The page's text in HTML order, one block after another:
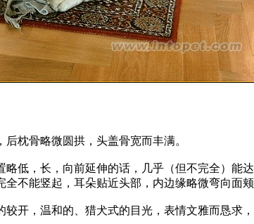
枕骨略微圆拱，头盖骨宽而丰满。
低，长，向前延伸的话，几乎（但不完全）能达
全不能竖起，耳朵贴近头部，内边缘略微弯向面颊
开，温和的、猎犬式的目光，表情文雅而恳求